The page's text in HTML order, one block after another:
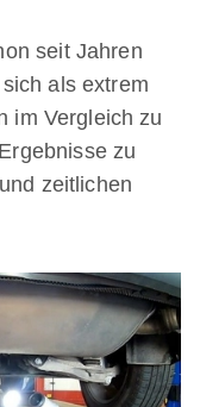
seit Jahren
als extrem
im Vergleich zu
zu
zeitlichen